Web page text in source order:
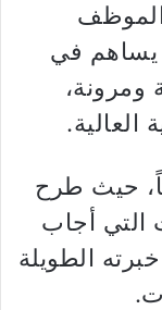
الموظف
يساهم في
العالية.
حيث طرح
التي أجاب
الطويلة